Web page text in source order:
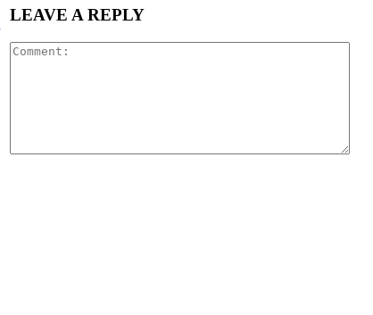
LEAVE A REPLY